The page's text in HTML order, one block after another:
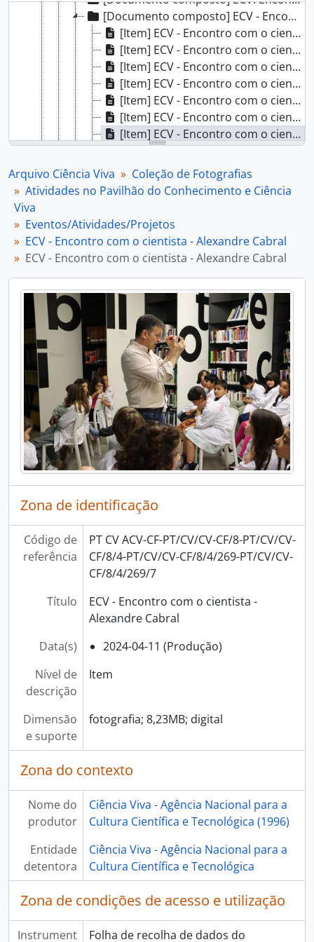
[Documento composto] ECV - Encontro com o cientista - Alexandre Cabral, 2024-04-11
[Item] ECV - Encontro com o cientista - Alexandre Cabral, 2024-04-11
[Item] ECV - Encontro com o cientista - Alexandre Cabral, 2024-04-11
[Item] ECV - Encontro com o cientista - Alexandre Cabral, 2024-04-11
[Item] ECV - Encontro com o cientista - Alexandre Cabral, 2024-04-11
[Item] ECV - Encontro com o cientista - Alexandre Cabral, 2024-04-11
[Item] ECV - Encontro com o cientista - Alexandre Cabral, 2024-04-11
[Item] ECV - Encontro com o cientista - Alexandre Cabral, 2024-04-11
[Item] ECV - Encontro com o cientista - Alexandre Cabral, 2024-04-11
[Item] ECV - Encontro com o cientista - Alexandre Cabral, 2024-04-11
[Documento composto] ECV - Encontro com o cientista - Fernando Lau, 2024-04-18
[Documento composto] ECV - Encontro com o cientista - Maria Manuel Torres, 2024-05-03
[Documento composto] ECV - Encontro com o cientista - Lourenço Hart, 2024-05-09
[Documento composto] ECV - Encontro com o cientista - Mariana Ramos, 2024-05-16
[Documento composto] ECV - Encontro com o cientista - Maria Teresa Cabrita, 2024-06-06
[Documento composto] ECV - Encontro com o cientista - Horácio Fernandes, 2024-06-14
[Documento composto] ECV - Encontro com o cientista - Joana Godinho e Anabela Nave, 2024-06-20
[Documento composto] ECV - Encontro com o cientista - Ana Leal, 2024-06-21
[Documento composto] ECV - Encontro com o cientista - Ricardo Lima, 2024-06-21
[Documento composto] ECV - Encontro com o cientista - Pedro Sebastião, 2024-06-23
[Documento composto] ECV - Encontro com o cientista - José Matos, 2024-10-17
[Documento composto] ECV - Encontro com o cientista - Fernanda Delgado, 2024-10-24
[Documento composto] ECV - Encontro com o cientista - Andreia Penado, 2024-10-30
[Documento composto] ECV - Encontro com o cientista - Francisco Andrade, 2024-11-08
[Documento composto] ECV - Encontro com o cientista - Bruno Gonçalves, 2024-11-14
[Documento composto] ECV - Encontro com o cientista - Mário Cachão, 2024-11-21
[Documento composto] ECV - Encontro com o cientista - Ana Sebastião, 2024-11-28
[Documento composto] ECV - Encontro com o cientista - Maria Manuel Torres, 2025-01-09
[Documento composto] ECV - Encontro com o cientista - Isabel Ribeiro, 2025-01-16
[Documento composto] ECV: Encontro com o cientista - Pedro Ferreira, 2025-01-23
[Documento composto] ECV - Encontro com o cientista - Cláudia Quaresma, 2025-02-05
[Documento composto] ECV - Encontro com o cientista - Davi Barbosa, 2025-02-13
[Documento composto] ECV - Encontro com o cientista - Filipe Ribeiro e Diogo Ribeiro, 2025-02-20
[Subsérie] Visitas de personalidades, 1999 - 2018
[Subsérie] Aniversários do Pavilhão do Conhecimento, 1999 - 2023
[Séries] Semana Internacional do Cérebro, 2005 - 2023
[Séries] Noite Europeia dos Investigadores, 1999 - 2023
Arquivo Ciência Viva
Coleção de Fotografias
Atividades no Pavilhão do Conhecimento e Ciência
Viva
Eventos/Atividades/Projetos
ECV - Encontro com o cientista - Alexandre Cabral
ECV - Encontro com o cientista - Alexandre Cabral
Zona de identificação
Código de
referência
PT CV ACV-CF-PT/CV/CV-CF/8-PT/CV/CV-
CF/8/4-PT/CV/CV-CF/8/4/269-PT/CV/CV-
CF/8/4/269/7
Título
ECV - Encontro com o cientista -
Alexandre Cabral
Data(s)
2024-04-11 (Produção)
Nível de
descrição
Item
Dimensão
e suporte
fotografia; 8,23MB; digital
Zona do contexto
Nome do
produtor
Ciência Viva - Agência Nacional para a
Cultura Científica e Tecnológica (1996)
Entidade
detentora
Ciência Viva - Agência Nacional para a
Cultura Científica e Tecnológica
Zona de condições de acesso e utilização
Instrument Folha de recolha de dados do